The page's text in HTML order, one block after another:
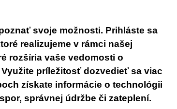
svoje možnosti. Prihláste sa
realizujeme v rámci našej
rozšíria vaše vedomosti o
príležitosť dozvedieť sa viac
získate informácie o technológii
správnej údržbe či zateplení.